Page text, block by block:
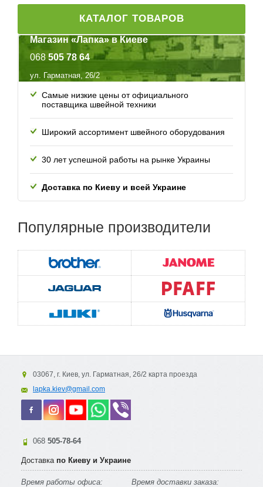
КАТАЛОГ ТОВАРОВ
Магазин «Лапка» в Киеве
068 505 78 64
ул. Гарматная, 26/2
Самые низкие цены от официального
поставщика швейной техники
Широкий ассортимент швейного оборудования
30 лет успешной работы на рынке Украины
Доставка по Киеву и всей Украине
Популярные производители
03067, г. Киев, ул. Гарматная, 26/2 карта проезда
lapka.kiev@gmail.com
068 505-78-64
Доставка по Киеву и Украине
Время работы офиса: Время доставки заказа: